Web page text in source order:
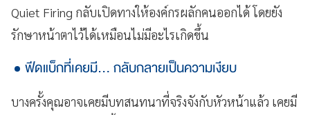
Quiet Firing กลับเปิดทางให้องค์กรผลักคนออกได้ โดยยัง
รักษาหน้าตาไว้ได้เหมือนไม่มีอะไรเกิดขึ้น
ฟีดแบ็กที่เคยมี… กลับกลายเป็นความเงียบ
บางครั้งคุณอาจเคยมีบทสนทนาที่จริงจังกับหัวหน้าแล้ว เคยมี